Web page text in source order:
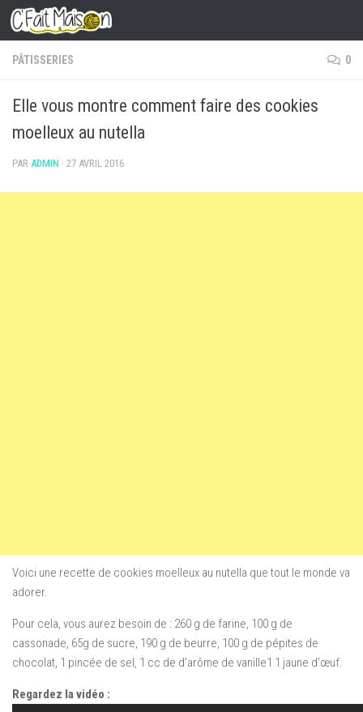
Skip to content
PÂTISSERIES 0
Elle vous montre comment faire des cookies
moelleux au nutella
PAR ADMIN · 27 AVRIL 2016
Voici une recette de cookies moelleux au nutella que tout le monde va
adorer.
Pour cela, vous aurez besoin de : 260 g de farine, 100 g de
cassonade, 65g de sucre, 190 g de beurre, 100 g de pépites de
chocolat, 1 pincée de sel, 1 cc de d’arôme de vanille1 1 jaune d’œuf.
Regardez la vidéo :